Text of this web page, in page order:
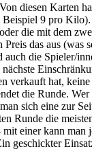
diesen Karten
9 pro
die mit dem
das aus (was
die Spieler/
verkauft hat,
die Runde.
sich eine zur
Runde die
einer kann
geschickter